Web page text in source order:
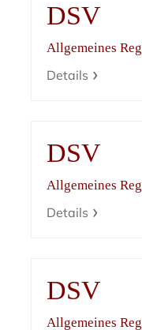
DSV
Allgemeines
Details
DSV
Allgemeines
Details
DSV
Allgemeines